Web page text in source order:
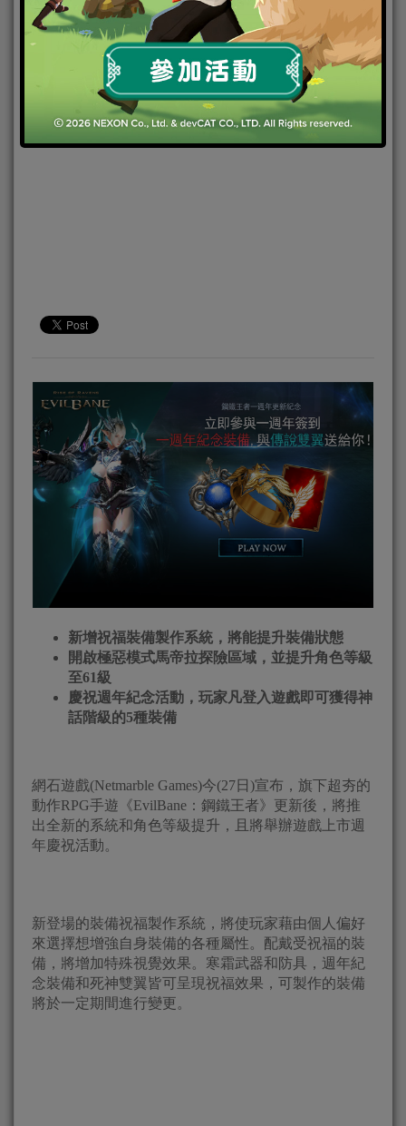
新增祝福裝備製作系統，將能提升裝備狀態
開啟極惡模式馬帝拉探險區域，並提升角色等級
至61級
慶祝週年紀念活動，玩家凡登入遊戲即可獲得神
話階級的5種裝備
網石遊戲(Netmarble Games)今(27日)宣布，旗下超夯的
動作RPG手遊《EvilBane：鋼鐵王者》更新後，將推
出全新的系統和角色等級提升，且將舉辦遊戲上市週
年慶祝活動。
新登場的裝備祝福製作系統，將使玩家藉由個人偏好
來選擇想增強自身裝備的各種屬性。配戴受祝福的裝
備，將增加特殊視覺效果。寒霜武器和防具，週年紀
念裝備和死神雙翼皆可呈現祝福效果，可製作的裝備
將於一定期間進行變更。